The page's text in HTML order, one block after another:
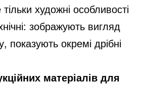
художні особливості
зображують вигляд
показують окремі дрібні
матеріалів для